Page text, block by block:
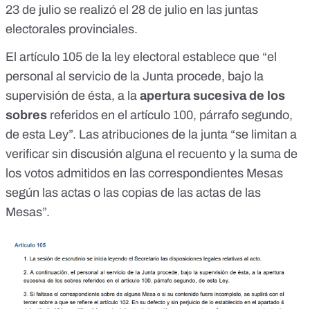
23 de julio se realizó el 28 de julio en las juntas
electorales provinciales.
El artículo 105 de la ley electoral establece que “el
personal al servicio de la Junta procede, bajo la
supervisión de ésta, a la apertura sucesiva de los
sobres referidos en el artículo 100, párrafo segundo,
de esta Ley”. Las atribuciones de la junta “se limitan a
verificar sin discusión alguna el recuento y la suma de
los votos admitidos en las correspondientes Mesas
según las actas o las copias de las actas de las
Mesas”.